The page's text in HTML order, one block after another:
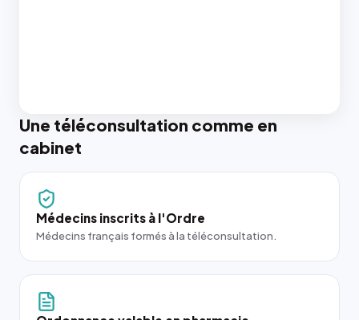
Une téléconsultation comme en
cabinet
Médecins inscrits à l'Ordre
Médecins français formés à la téléconsultation.